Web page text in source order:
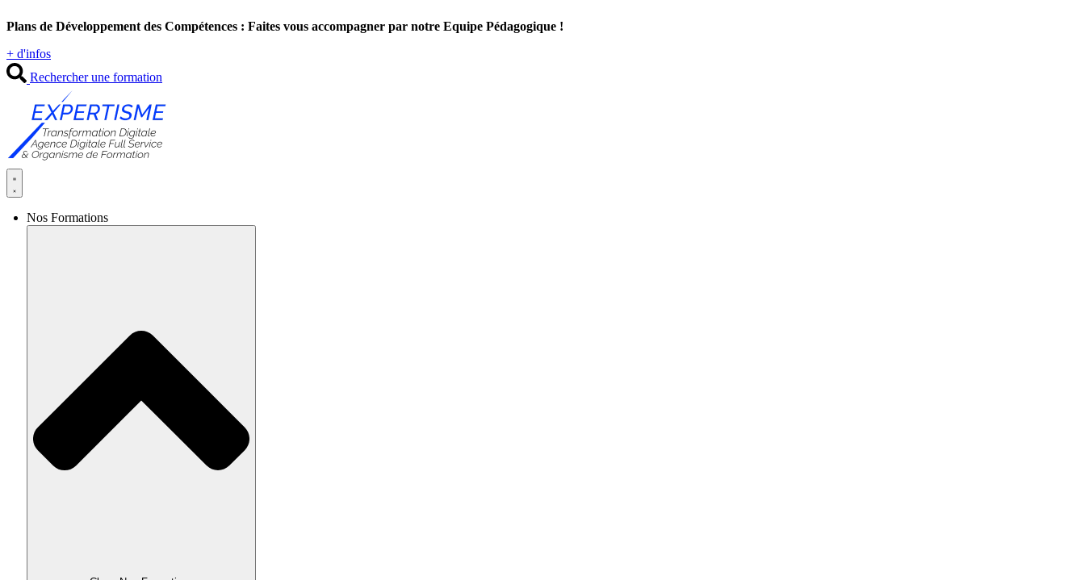
au
Plans de Développement des Compétences : Faites vous accompagner par notre Equipe Pédagogique !
+ d'infos
Rechercher une formation
Nos Formations